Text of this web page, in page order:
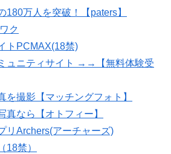
180万人を突破！【paters】
ク
トPCMAX(18禁)
ュニティサイト →→【無料体験受
を撮影【マッチングフォト】
真なら【オトフィー】
リArchers(アーチャーズ)
禁）